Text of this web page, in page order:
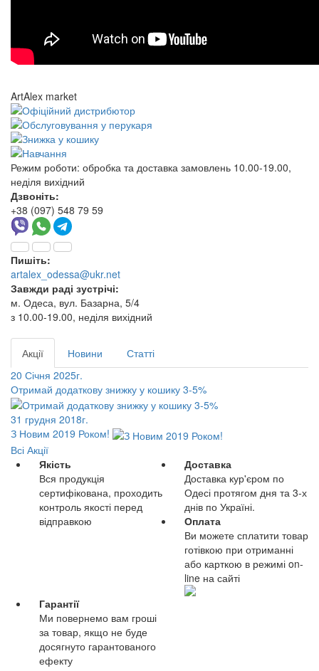
ArtAlex market
Режим роботи: обробка та доставка замовлень 10.00-19.00,
неділя вихідний
Дзвоніть:
+38 (097) 548 79 59
Пишіть:
artalex_odessa@ukr.net
Завжди раді зустрічі:
м. Одеса, вул. Базарна, 5/4
з 10.00-19.00, неділя вихідний
Акції Новини
Статті
20 Січня 2025г.
Отримай додаткову знижку у кошику 3-5%
31 грудня 2018г.
З Новим 2019 Роком!
Всі Акції
Якість
Вся продукція
сертифікована, проходить
контроль якості перед
відправкою
Доставка
Доставка кур'єром по
Одесі протягом дня та 3-х
днів по Україні.
Оплата
Ви можете сплатити товар
готівкою при отриманні
або карткою в режимі on-
line на сайті
Гарантії
Ми повернемо вам гроші
за товар, якщо не буде
досягнуто гарантованого
ефекту